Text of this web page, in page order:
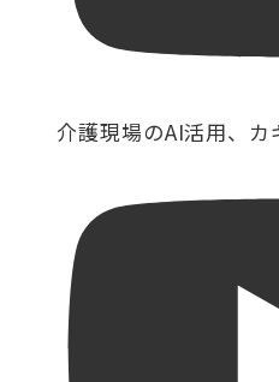
介護現場のAI活用、カ